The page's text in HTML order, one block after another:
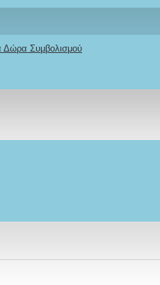
Δώρα Συμβολισμού